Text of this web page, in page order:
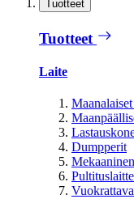
Tuotteet
Tuotteet
Laite
Dumpperit